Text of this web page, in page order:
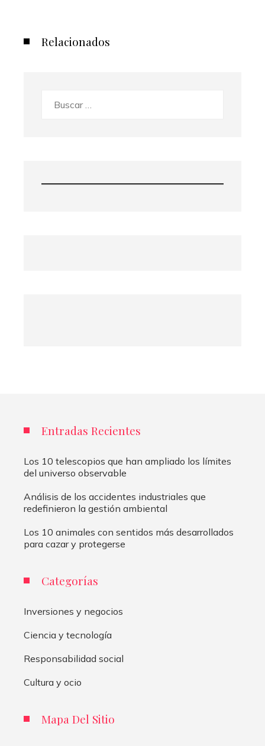
Relacionados
Entradas Recientes
Los 10 telescopios que han ampliado los límites
del universo observable
Análisis de los accidentes industriales que
redefinieron la gestión ambiental
Los 10 animales con sentidos más desarrollados
para cazar y protegerse
Categorías
Inversiones y negocios
Ciencia y tecnología
Responsabilidad social
Cultura y ocio
Mapa Del Sitio